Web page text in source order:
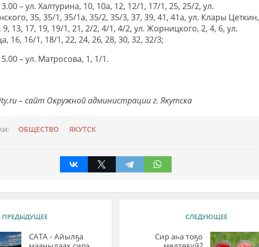
– ул. Халтурина, 10, 10а, 12, 12/1, 17/1, 25, 25/2, ул.
35, 35/1, 35/1а, 35/2, 35/3, 37, 39, 41, 41а, ул. Клары Цеткин,
9, 13, 17, 19, 19/1, 21, 2/2, 4/1, 4/2, ул. Жорницкого, 2, 4, 6, ул.
16, 16/1, 18/1, 22, 24, 26, 28, 30, 32, 32/3;
– ул. Матросова, 1, 1/1.
– сайт Окружной администрации г. Якутска
ОБЩЕСТВО ЯКУТСК
ПРЕДЫДУЩЕЕ
САТА - Айылҕа
СЛЕДУЮЩЕЕ
Сир аһа тоҕо